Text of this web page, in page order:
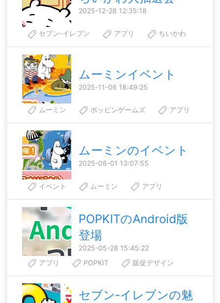
2025-12-28 12:35:18
セブン-イレブン アプリ ちいかわ
ムーミンイベント
2025-11-06 18:49:25
ムーミン ポッピンゲームズ アプリ
ムーミンのイベント
2025-08-01 13:07:55
イベント ムーミン アプリ
POPKITのAndroid版
登場
2025-05-28 15:45:22
アプリ
POPKIT 販促デザイン
セブン‐イレブンの魅